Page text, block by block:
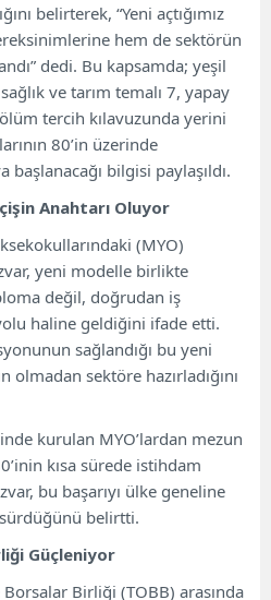
belirterek, “Yeni açtığımız
hem de sektörün
dedi. Bu kapsamda; yeşil
ve tarım temalı 7, yapay
tercih kılavuzunda yerini
80’in üzerinde
bilgisi paylaşıldı.
Anahtarı Oluyor
(MYO)
yeni modelle birlikte
değil, doğrudan iş
haline geldiğini ifade etti.
sağlandığı bu yeni
olmadan sektöre hazırladığını
kurulan MYO’lardan mezun
kısa sürede istihdam
bu başarıyı ülke geneline
belirtti.
Güçleniyor
Birliği (TOBB) arasında